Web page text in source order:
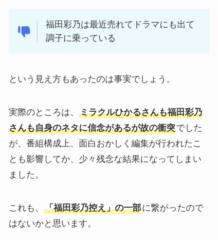
福田彩乃は最近売れてドラマにも出て
調子に乗っている
という見え方もあったのは事実でしょう。
実際のところは、 ミラクルひかるさんも福田彩乃
さんも自身のネタに信念があるが故の衝突でした
が、番組構成上、面白おかしく編集が行われたこ
とも影響してか、少々残念な結果になってしまい
ました。
これも、 「福田彩乃控え」の一部に繋がったので
はないかと思います。